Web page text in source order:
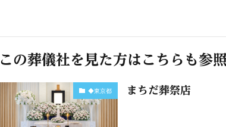
この葬儀社を見た方はこちらも参
◆東京都 まちだ葬祭店